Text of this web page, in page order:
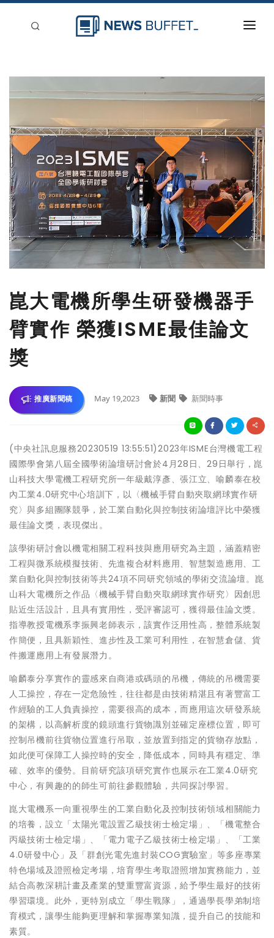
刊登
崑大電機所學生研發機器手
臂實作 榮獲ISME最佳論文
獎
推廣新聞稿 May 19,2023 新聞 新聞時事
(中央社訊息服務20230519 13:55:51)2023年ISME台灣機電工程
國際學會第八屆全國學術論壇研討會於4月28日、29日舉行，崑
山科技大學電機工程研究所一年級戴淳彥、張江立、喻麟泰在校
內工業4.0研究中心培訓下，以〈機械手臂自動夾取網球實作研
究〉與多組團隊競爭，於工業自動化與控制技術論壇評比中榮獲
最佳論文獎，表現傑出。
該學術研討會以機電相關工程科技與應用研究為主題，涵蓋精密
工程與微系統模擬技術、先進複合材料應用、智慧製造應用、工
業自動化與控制技術等共24項不同研究領域的學術交流論壇。崑
山科大電機所之作品〈機械手臂自動夾取網球實作研究〉因創思
貼近生活設計，且具有實用性，受評審認可，獲得最佳論文獎。
指導教授電機系李振興老師表示，該實作泛用性高，整體系統製
作簡便，且具新穎性、進步性及工業可利用性，在智慧倉儲、貨
件搬運應用上有發展潛力。
喻麟泰分享實作的靈感來自商港或碼頭的吊機，傳統的吊機需要
人工操控，存在一定危險性，往往都是由技術精湛且有著豐富工
作經驗的工人負責操控，需要很高的成本，而應用這次研發系統
的架構，以高解析度的鏡頭進行貨物識別並確定座標位置，即可
控制吊機前往貨物位置進行吊取，並放置到指定的貨物存放點，
如此便可保障工人操控時的安全，降低成本，同時具有穩定、準
確、效率的優勢。目前研究該項研究實作也展示在工業4.0研究
中心，有興趣的的師生可前往參觀體驗，共同探討學習。
崑大電機系一向重視學生的工業自動化及控制技術領域相關能力
的培養，設立「太陽光電設置乙級技術士檢定場」、「機電整合
丙級技術士檢定場」、「電力電子乙級技術士檢定場」、「工業
4.0研發中心」及「群創光電先進封裝COG實驗室」等多座專業
特色場域及證照檢定考場，培育學生考取證照增加實務能力，並
結合高教深耕計畫及產業的雙重豐富資源，給予學生最好的技術
學習環境。此外，更特別成立「學生戰隊」，通過學長學弟制培
育模式，讓學生能夠更理解和掌握專業知識，提升自己的技能和
素質。